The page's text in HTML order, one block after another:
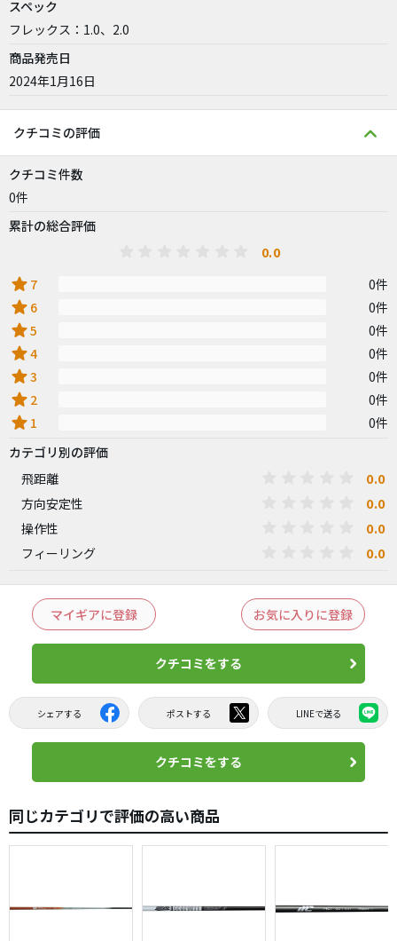
スペック
フレックス：1.0、2.0
商品発売日
2024年1月16日
クチコミの評価
クチコミ件数
0件
累計の総合評価
0.0
star 7 0件
star 6 0件
star5 0件
star4 0件
star3 0件
star 2 0件
star 1
0件
カテゴリ別の評価
飛距離
0.0
方向安定性 0.0
操作性 0.0
フィーリング 0.0
マイギアに登録 お気に入りに登録
クチコミをする
シェアする ポストする LINEで送る
クチコミをする
同じカテゴリで評価の高い商品